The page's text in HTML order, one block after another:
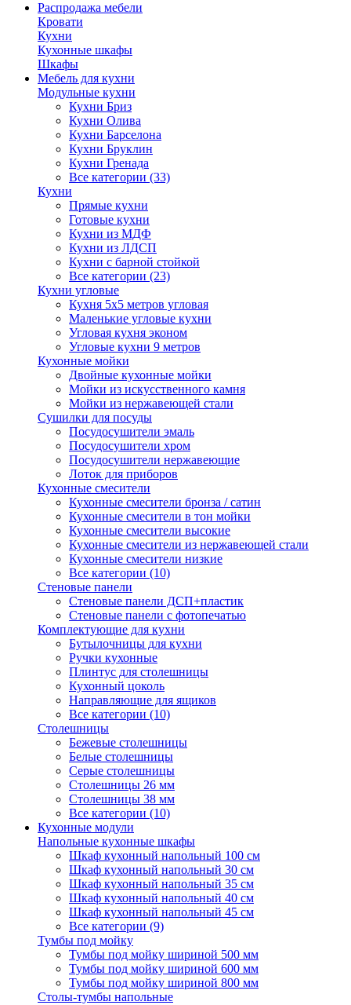
Распродажа мебели
Кровати
Кухни
Кухонные шкафы
Шкафы
Мебель для кухни
Модульные кухни
Кухни Бриз
Кухни Олива
Кухни Барселона
Кухни Бруклин
Кухни Гренада
Все категории (33)
Кухни
Прямые кухни
Готовые кухни
Кухни из МДФ
Кухни из ЛДСП
Кухни с барной стойкой
Все категории (23)
Кухни угловые
Кухня 5х5 метров угловая
Маленькие угловые кухни
Угловая кухня эконом
Угловые кухни 9 метров
Кухонные мойки
Двойные кухонные мойки
Мойки из искусственного камня
Мойки из нержавеющей стали
Сушилки для посуды
Посудосушители эмаль
Посудосушители хром
Посудосушители нержавеющие
Лоток для приборов
Кухонные смесители
Кухонные смесители бронза / сатин
Кухонные смесители в тон мойки
Кухонные смесители высокие
Кухонные смесители из нержавеющей стали
Кухонные смесители низкие
Все категории (10)
Стеновые панели
Стеновые панели ДСП+пластик
Стеновые панели с фотопечатью
Комплектующие для кухни
Бутылочницы для кухни
Ручки кухонные
Плинтус для столешницы
Кухонный цоколь
Направляющие для ящиков
Все категории (10)
Столешницы
Бежевые столешницы
Белые столешницы
Серые столешницы
Столешницы 26 мм
Столешницы 38 мм
Все категории (10)
Кухонные модули
Напольные кухонные шкафы
Шкаф кухонный напольный 100 см
Шкаф кухонный напольный 30 см
Шкаф кухонный напольный 35 см
Шкаф кухонный напольный 40 см
Шкаф кухонный напольный 45 см
Все категории (9)
Тумбы под мойку
Тумбы под мойку шириной 500 мм
Тумбы под мойку шириной 600 мм
Тумбы под мойку шириной 800 мм
Столы-тумбы напольные